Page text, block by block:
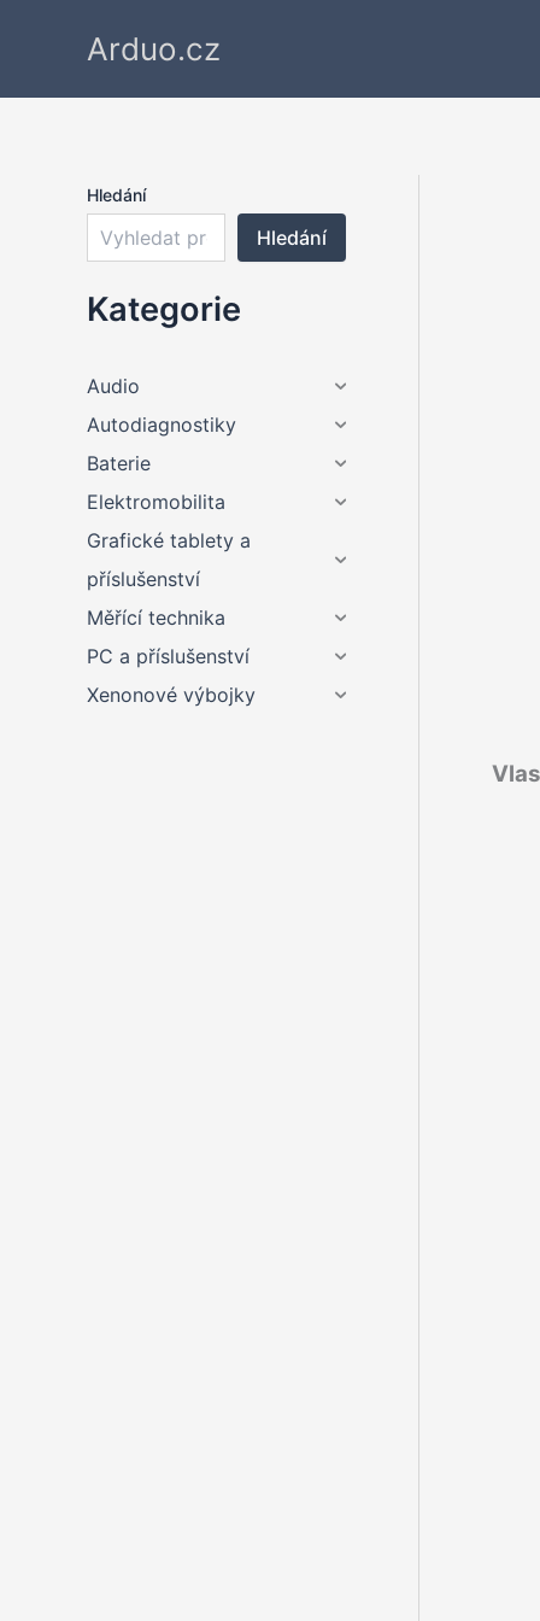
Arduo.cz
Hledání
Hledání
Kategorie
Audio
Autodiagnostiky
Baterie
Elektromobilita
Grafické tablety a
příslušenství
Měřící technika
PC a příslušenství
Xenonové výbojky